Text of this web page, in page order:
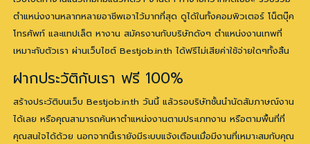
ตำแหน่งงานหลากหลายอาชีพเอาไว้มากที่สุด ดูได้ในทั้งคอมพิวเตอร์ โน็ตบุ๊ค
โทรศัพท์ และแทปเล็ต หางาน สมัครงานกับบริษัทดังๆ ตำแหน่งงานเทพที่
เหมาะกับตัวเรา ผ่านเว็บไซต์ Bestjob.in.th ได้ฟรีไม่เสียค่าใช้จ่ายใดๆทั้งสิ้น
ฝากประวัติกับเรา ฟรี 100%
สร้างประวัติบนเว็บ Bestjob.in.th วันนี้ แล้วรอบริษัทชั้นนำนัดสัมภาษณ์งาน
ได้เลย หรือคุณสามารถค้นหาตำแหน่งงานตามประเภทงาน หรือตามพื้นที่ที่
คุณสนใจได้ด้วย นอกจากนี้เรายังมีระบบแจ้งเตือนเมื่อมีงานที่เหมาะสมกับคุณ